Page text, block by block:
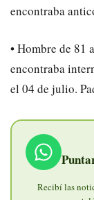
encontraba
• Hombre de 81
encontraba
el 04 de julio.
Recibí las